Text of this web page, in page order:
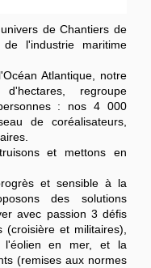
de Chantiers de
de l'industrie maritime
Atlantique, notre
regroupe
: nos 4 000
de coréalisateurs,
et mettons en
et sensible à la
des solutions
avec passion 3 défis
et militaires),
l'éolien en mer, et la
(remises aux normes